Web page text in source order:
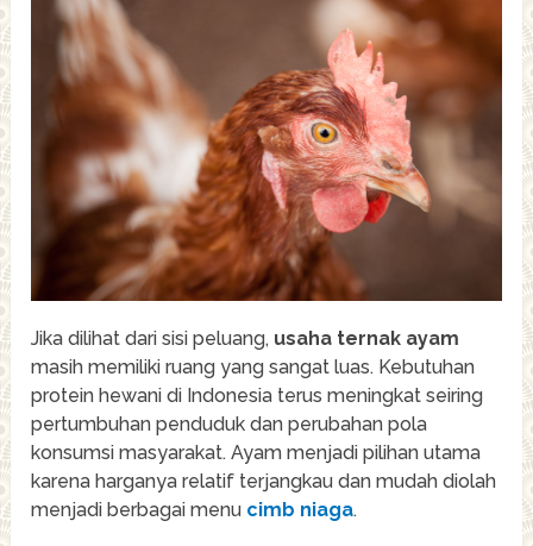
Jika dilihat dari sisi peluang, usaha ternak ayam
masih memiliki ruang yang sangat luas. Kebutuhan
protein hewani di Indonesia terus meningkat seiring
pertumbuhan penduduk dan perubahan pola
konsumsi masyarakat. Ayam menjadi pilihan utama
karena harganya relatif terjangkau dan mudah diolah
menjadi berbagai menu cimb niaga.